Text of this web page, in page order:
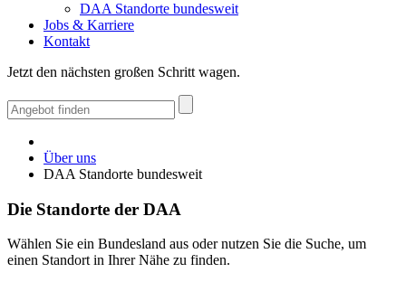
DAA Standorte bundesweit
Jobs & Karriere
Kontakt
Jetzt den nächsten großen Schritt wagen.
Über uns
DAA Standorte bundesweit
Die Standorte der DAA
Wählen Sie ein Bundesland aus oder nutzen Sie die Suche, um
einen Standort in Ihrer Nähe zu finden.